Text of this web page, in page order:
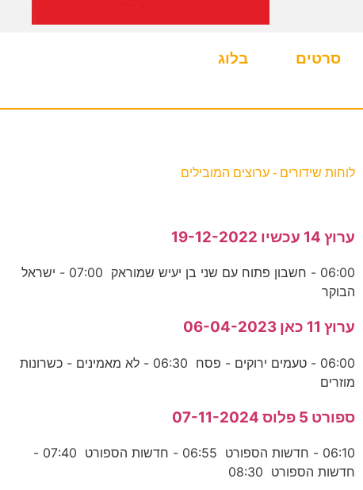
סרטים בלוג
לוחות שידורים - ערוצים המובילים
ערוץ 14 עכשיו 19-12-2022
06:00 - חשבון פתוח עם שני בן יעיש שמוראק 07:00 - ישראל
הבוקר
ערוץ 11 כאן 06-04-2023
06:00 - טעמים ירוקים - פסח 06:30 - לא מאמינים - כשרונות
מוזרים
ספורט 5 פלוס 07-11-2024
06:10 - חדשות הספורט 06:55 - חדשות הספורט 07:40 -
חדשות הספורט 08:30